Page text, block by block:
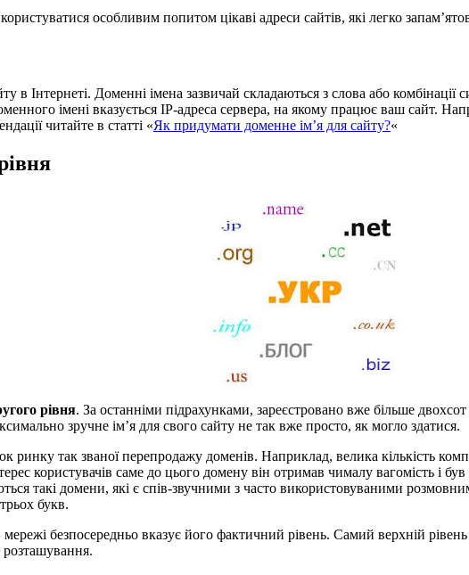
особливим попитом цікаві адреси сайтів, які легко
Інтернеті. Доменні імена зазвичай складаються з слова або комбінації
імені вказується IP-адреса сервера, на якому працює ваш сайт.
читайте в статті «Як придумати доменне ім’я для сайту?«
рівня. За останніми підрахунками, зареєстровано вже більше
зручне ім’я для свого сайту не так вже просто, як могло здатися.
ринку так званої перепродажу доменів. Наприклад, велика кількість
користувачів саме до цього домену він отримав чималу вагомість і
такі домени, які є спів-звучними з часто використовуваними
букв.
мережі безпосередньо вказує його фактичний рівень. Самий верхній
розташування.